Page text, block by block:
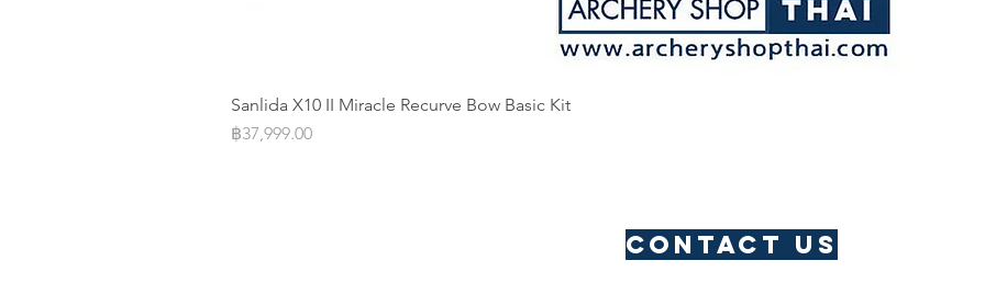
Sanlida X10 II Miracle Recurve Bow Basic Kit
Price
฿37,999.00
Contact us